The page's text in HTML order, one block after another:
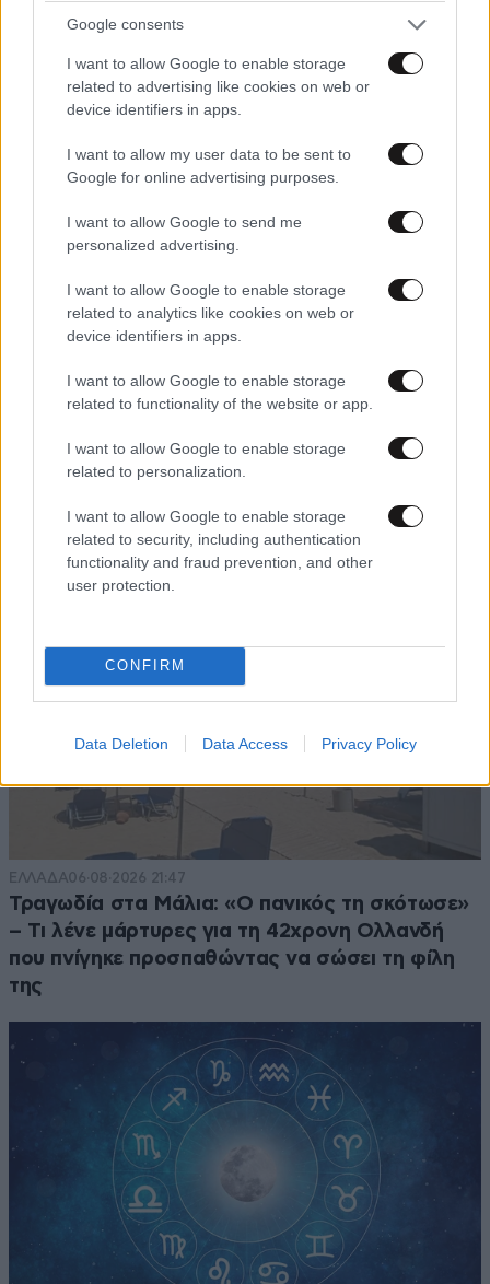
Google consents
I want to allow Google to enable storage
related to advertising like cookies on web or
device identifiers in apps.
I want to allow my user data to be sent to
Google for online advertising purposes.
I want to allow Google to send me
personalized advertising.
I want to allow Google to enable storage
related to analytics like cookies on web or
device identifiers in apps.
I want to allow Google to enable storage
related to functionality of the website or app.
I want to allow Google to enable storage
related to personalization.
I want to allow Google to enable storage
related to security, including authentication
functionality and fraud prevention, and other
user protection.
CONFIRM
Data Deletion Data Access Privacy Policy
ΚΟΣΜΟΣ 17 λ. πριν
Ζευγάρι από τις ΗΠΑ που «υιοθέτησε» τον
Αφγανό κατηγορούμενο για τη δολοφονία της
Ελίζαμπεθ Ρος: «Είμαστε συντετριμμένοι – Δεν
ΕΛΛΑΔΑ06·08·2026 21:47
Τραγωδία στα Μάλια: «Ο πανικός τη σκότωσε»
– Τι λένε μάρτυρες για τη 42χρονη Ολλανδή
που πνίγηκε προσπαθώντας να σώσει τη φίλη
της